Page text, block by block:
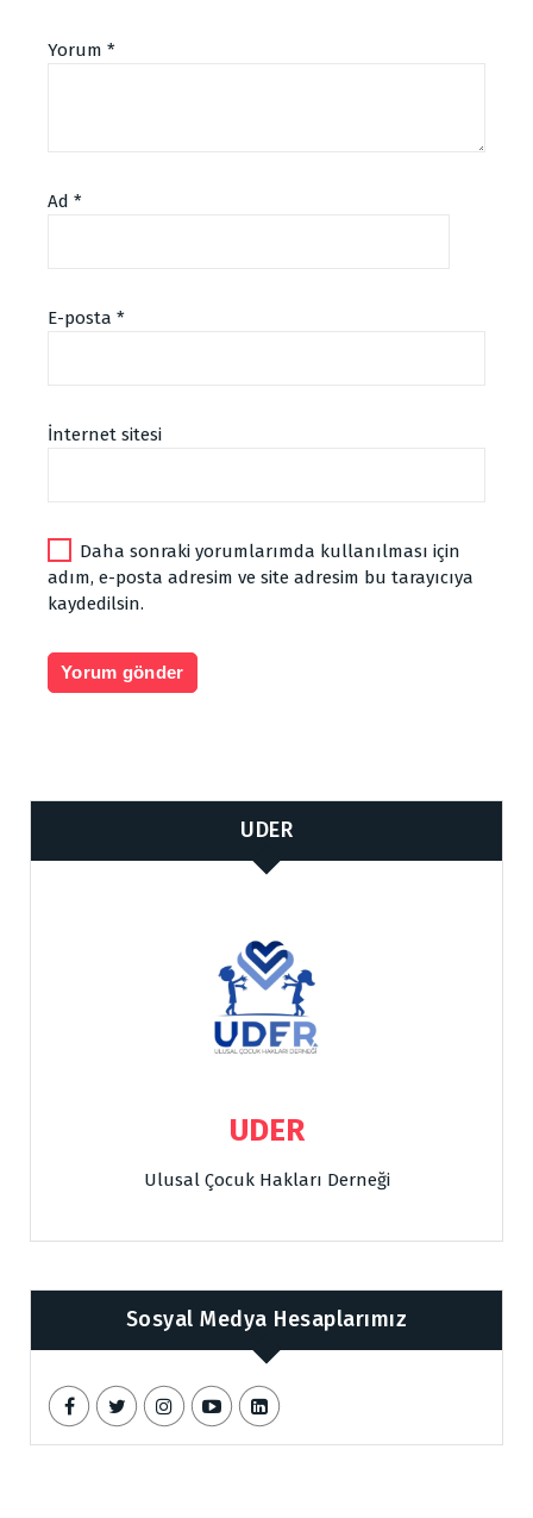
Yorum *
Ad *
E-posta *
İnternet sitesi
Daha sonraki yorumlarımda kullanılması için
adım, e-posta adresim ve site adresim bu tarayıcıya
kaydedilsin.
UDER
UDER
Ulusal Çocuk Hakları Derneği
Sosyal Medya Hesaplarımız